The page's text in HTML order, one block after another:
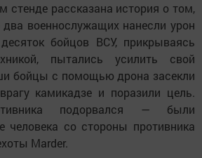
стенде рассказана история о том,
военнослужащих нанесли урон
бойцов ВСУ, прикрываясь
пытались усилить свой
бойцы с помощью дрона засекли
камикадзе и поразили цель.
подорвался — были
человека со стороны противника
Marder.